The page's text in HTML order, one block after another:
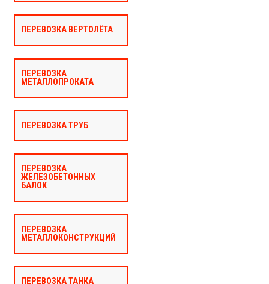
ПЕРЕВОЗКА ВЕРТОЛЁТА
ПЕРЕВОЗКА
МЕТАЛЛОПРОКАТА
ПЕРЕВОЗКА ТРУБ
ПЕРЕВОЗКА
ЖЕЛЕЗОБЕТОННЫХ
БАЛОК
ПЕРЕВОЗКА
МЕТАЛЛОКОНСТРУКЦИЙ
ПЕРЕВОЗКА ТАНКА